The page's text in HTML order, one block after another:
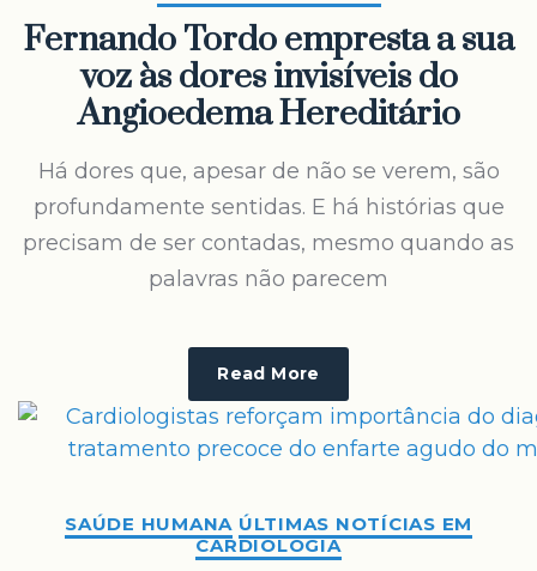
Fernando Tordo empresta a sua
voz às dores invisíveis do
Angioedema Hereditário
Há dores que, apesar de não se verem, são
profundamente sentidas. E há histórias que
precisam de ser contadas, mesmo quando as
palavras não parecem
Read More
SAÚDE HUMANA ÚLTIMAS NOTÍCIAS EM
CARDIOLOGIA